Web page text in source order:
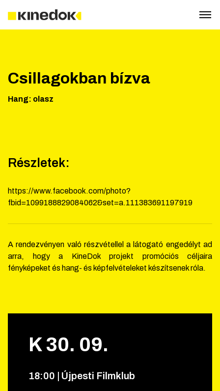
Csillagokban bízva
Hang: olasz
Részletek:
https://www.facebook.com/photo?
fbid=1099188829084062&set=a.111383691197919
A rendezvényen való részvétellel a látogató engedélyt ad
arra, hogy a KineDok projekt promóciós céljaira
fényképeket és hang- és képfelvételeket készítsenek róla.
K 30. 09.
18:00 Újpesti Filmklub